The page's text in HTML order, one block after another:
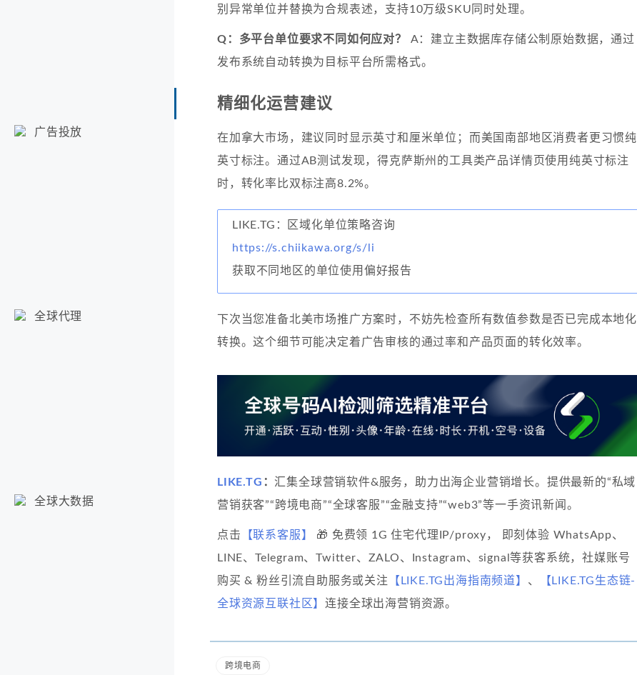
广告投放
全球代理
全球大数据
别异常单位并替换为合规表述，支持10万级SKU同时处理。
Q：多平台单位要求不同如何应对？
A：建立主数据库存储公制原始数据，通过
发布系统自动转换为目标平台所需格式。
精细化运营建议
在加拿大市场，建议同时显示英寸和厘米单位；而美国南部地区消费者更习惯纯
英寸标注。通过AB测试发现，得克萨斯州的工具类产品详情页使用纯英寸标注
时，转化率比双标注高8.2%。
LIKE.TG：区域化单位策略咨询
https://s.chiikawa.org/s/li
获取不同地区的单位使用偏好报告
下次当您准备北美市场推广方案时，不妨先检查所有数值参数是否已完成本地化
转换。这个细节可能决定着广告审核的通过率和产品页面的转化效率。
LIKE.TG ： 汇集全球营销软件&服务，助力出海企业营销增长。提供最新的“私域
营销获客”“跨境电商”“全球客服”“金融支持”“web3”等一手资讯新闻。
点击 【联系客服】
🎁 免费领 1G 住宅代理IP/proxy， 即刻体验 WhatsApp、
LINE、Telegram、Twitter、ZALO、Instagram、signal等获客系统，社媒账号
购买 & 粉丝引流自助服务或关注
【LIKE.TG出海指南频道】 、
【LIKE.TG生态链-
全球资源互联社区】连接全球出海营销资源。
跨境电商